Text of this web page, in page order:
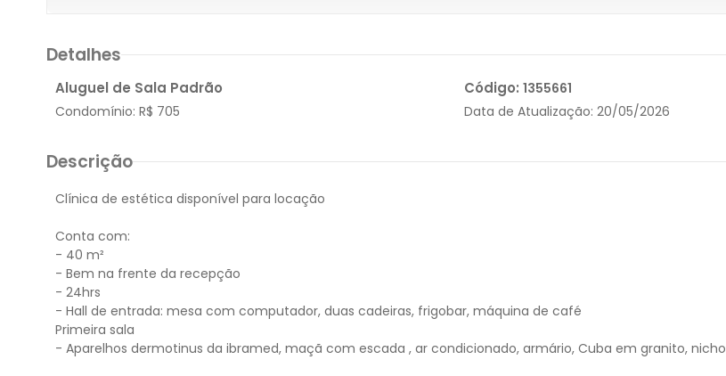
Detalhes
Aluguel de Sala Padrão Código: 1355661
Condomínio: R$ 705 Data de Atualização: 20/05/2026
Descrição
Clínica de estética disponível para locação
Conta com:
- 40 m²
- Bem na frente da recepção
- 24hrs
- Hall de entrada: mesa com computador, duas cadeiras, frigobar, máquina de café
Primeira sala
- Aparelhos dermotinus da ibramed, maçã com escada , ar condicionado, armário, Cuba em granito, nicho